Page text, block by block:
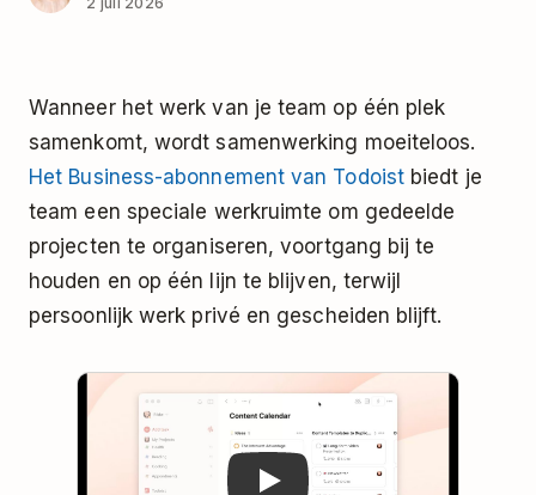
Wanneer het werk van je team op één plek
samenkomt, wordt samenwerking moeiteloos.
Het Business-abonnement van Todoistbiedt je
team een speciale werkruimte om gedeelde
projecten te organiseren, voortgang bij te
houden en op één lijn te blijven, terwijl
persoonlijk werk privé en gescheiden blijft.